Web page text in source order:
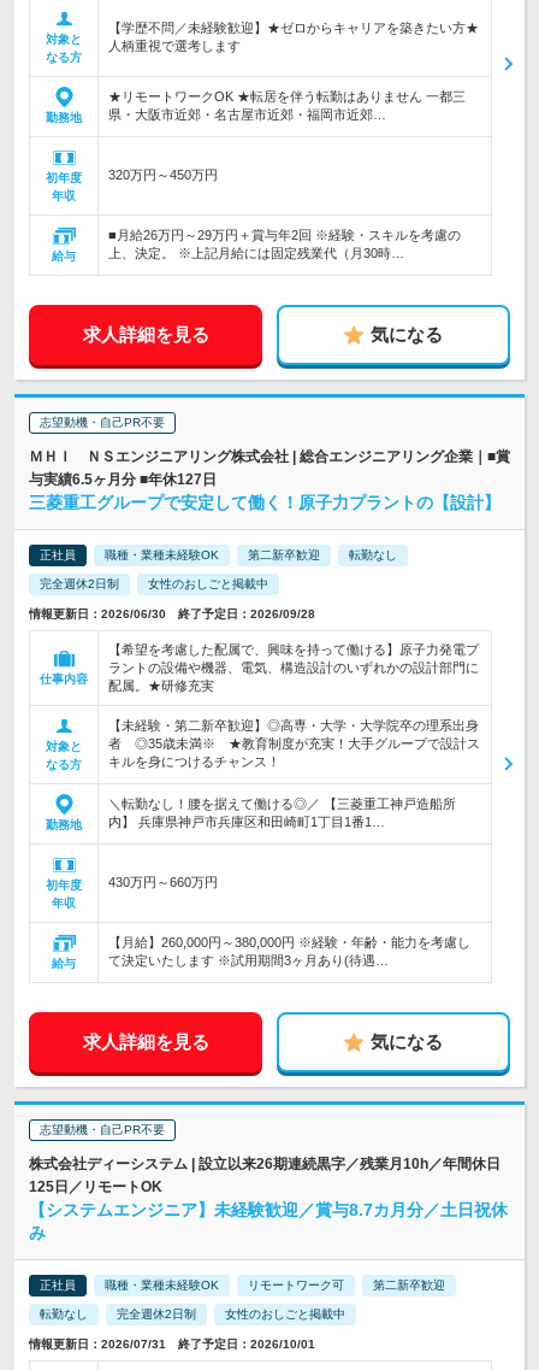
対象と
なる方
【学歴不問／未経験歓迎】★ゼロからキャリアを築きたい方★
人柄重視で選考します
勤務地
★リモートワークOK ★転居を伴う転勤はありません 一都三
県・大阪市近郊・名古屋市近郊・福岡市近郊…
初年度
年収
320万円～450万円
給与
■月給26万円～29万円＋賞与年2回 ※経験・スキルを考慮の
上、決定。 ※上記月給には固定残業代（月30時…
求人詳細を見る 気になる
志望動機・自己PR不要
ＭＨＩ ＮＳエンジニアリング株式会社 | 総合エンジニアリング企業｜■賞
与実績6.5ヶ月分 ■年休127日
三菱重工グループで安定して働く！原子力プラントの【設計】
正社員 職種・業種未経験OK 第二新卒歓迎 転勤なし
完全週休2日制 女性のおしごと掲載中
情報更新日：2026/06/30 終了予定日：2026/09/28
仕事内容
【希望を考慮した配属で、興味を持って働ける】原子力発電プ
ラントの設備や機器、電気、構造設計のいずれかの設計部門に
配属。★研修充実
対象と
なる方
【未経験・第二新卒歓迎】◎高専・大学・大学院卒の理系出身
者 ◎35歳未満※ ★教育制度が充実！大手グループで設計ス
キルを身につけるチャンス！
勤務地
＼転勤なし！腰を据えて働ける◎／ 【三菱重工神戸造船所
内】 兵庫県神戸市兵庫区和田崎町1丁目1番1…
初年度
年収
430万円～660万円
給与
【月給】260,000円～380,000円 ※経験・年齢・能力を考慮し
て決定いたします ※試用期間3ヶ月あり(待遇…
求人詳細を見る 気になる
志望動機・自己PR不要
株式会社ディーシステム | 設立以来26期連続黒字／残業月10h／年間休日
125日／リモートOK
【システムエンジニア】未経験歓迎／賞与8.7カ月分／土日祝休
み
正社員 職種・業種未経験OK リモートワーク可 第二新卒歓迎
転勤なし 完全週休2日制 女性のおしごと掲載中
情報更新日：2026/07/31 終了予定日：2026/10/01